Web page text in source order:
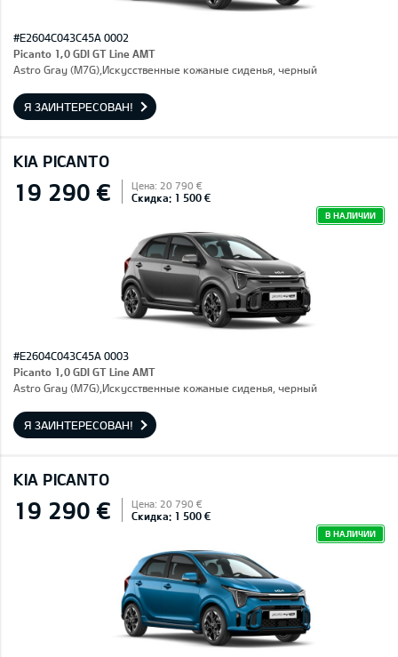
#E2604C043C45A 0002
Picanto 1,0 GDI GT Line AMT
Astro Gray (M7G),Искусственные кожаные сиденья, черный
Я ЗАИНТЕРЕСОВАН!
KIA PICANTO
19 290 € Цена: 20 790 €
Скидка: 1 500 €
В НАЛИЧИИ
#E2604C043C45A 0003
Picanto 1,0 GDI GT Line AMT
Astro Gray (M7G),Искусственные кожаные сиденья, черный
Я ЗАИНТЕРЕСОВАН!
KIA PICANTO
19 290 € Цена: 20 790 €
Скидка: 1 500 €
В НАЛИЧИИ